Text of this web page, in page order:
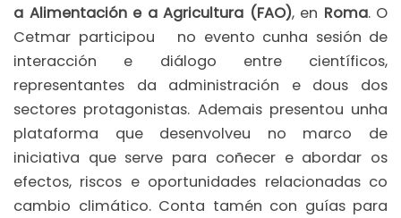
a Alimentación e a Agricultura (FAO), en Roma. O
Cetmar participou no evento cunha sesión de
interacción e diálogo entre científicos,
representantes da administración e dous dos
sectores protagonistas. Ademais presentou unha
plataforma que desenvolveu no marco de
iniciativa que serve para coñecer e abordar os
efectos, riscos e oportunidades relacionadas co
cambio climático. Conta tamén con guías para